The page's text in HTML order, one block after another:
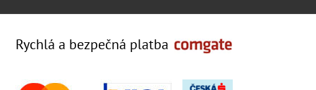
Rychlá a bezpečná platba